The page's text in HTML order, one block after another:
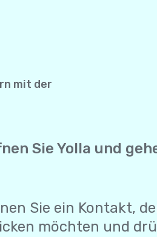
mit der
Sie Yolla und
Sie ein Kontakt,
möchten und